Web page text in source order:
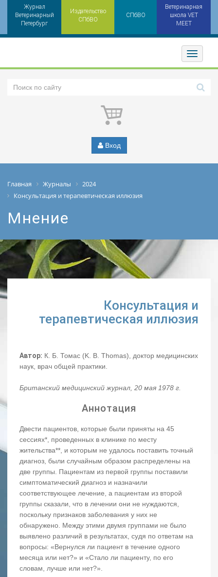
Журнал
Ветеринарный
Петербург
Издательство
СПбВО
СПбВО
Ветеринарная
школа VET
MEET
Toggler
Вход
Главная Журналы
2024
Консультация и терапевтическая иллюзия
Мнение
Консультация и
терапевтическая иллюзия
Автор: К. Б. Томас (K. B. Thomas), доктор медицинских
наук, врач общей практики.
Британский медицинский журнал, 20 мая 1978 г.
Аннотация
Двести пациентов, которые были приняты на 45
сессиях*, проведенных в клинике по месту
жительства**, и которым не удалось поставить точный
диагноз, были случайным образом распределены на
две группы. Пациентам из первой группы поставили
симптоматический диагноз и назначили
соответствующее лечение, а пациентам из второй
группы сказали, что в лечении они не нуждаются,
поскольку признаков заболевания у них не
обнаружено. Между этими двумя группами не было
выявлено различий в результатах, судя по ответам на
вопросы: «Вернулся ли пациент в течение одного
месяца или нет?» и «Стало ли пациенту, по его
словам, лучше или нет?».